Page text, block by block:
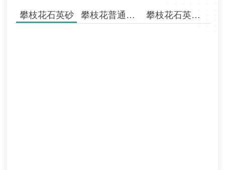
攀枝花石英砂 攀枝花普通石英砂 攀枝花石英砂批发